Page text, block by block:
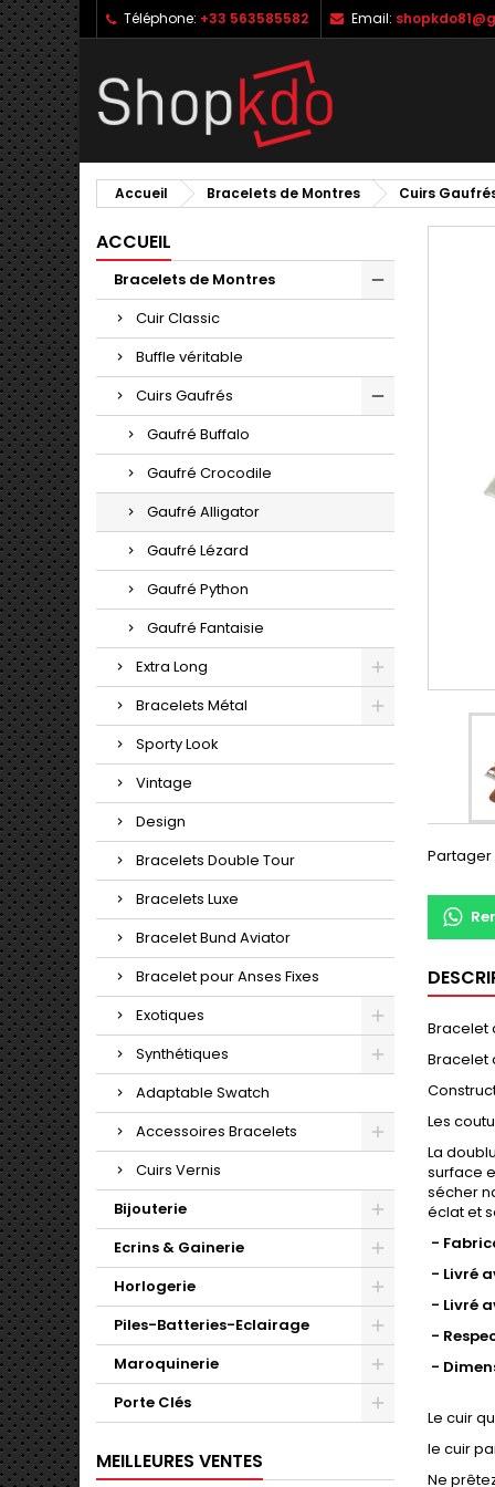
Téléphone: +33 563585582 Email:
Accueil Bracelets de Montres Cuirs
ACCUEIL
Bracelets de Montres
Cuir Classic
Buffle véritable
Cuirs Gaufrés
Gaufré Buffalo
Gaufré Crocodile
Gaufré Alligator
Gaufré Lézard
Gaufré Python
Gaufré Fantaisie
Extra Long
Bracelets Métal
Sporty Look
Vintage
Design
Bracelets Double Tour
Bracelets Luxe
Bracelet Bund Aviator
Bracelet pour Anses Fixes
Exotiques
Synthétiques
Adaptable Swatch
Accessoires Bracelets
Cuirs Vernis
Bijouterie
Ecrins & Gainerie
Horlogerie
Piles-Batteries-Eclairage
Maroquinerie
Porte Clés
MEILLEURES VENTES
Partager
Bracelet
Bracelet
Les
La
surface
sécher
éclat et
-
- Livré
- Livré
-
-
Le cuir
le cuir
Ne